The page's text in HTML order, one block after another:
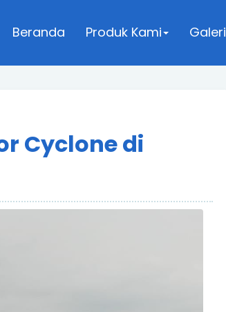
Beranda Produk Kami Galeri
Cyclone di